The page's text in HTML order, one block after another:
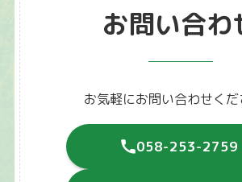
お問い合わ
お気軽にお問い合わせくだ
058-253-2759